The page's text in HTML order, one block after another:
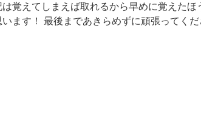
は覚えてしまえば取れるから早めに覚えたほ
います！ 最後まであきらめずに頑張ってくだ